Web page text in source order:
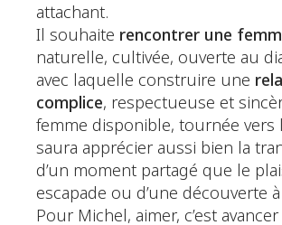
attachant.
Il souhaite rencontrer une
naturelle, cultivée, ouverte au
avec laquelle construire une
complice, respectueuse et
femme disponible, tournée vers
saura apprécier aussi bien la
d’un moment partagé que le
escapade ou d’une découverte
Pour Michel, aimer, c’est